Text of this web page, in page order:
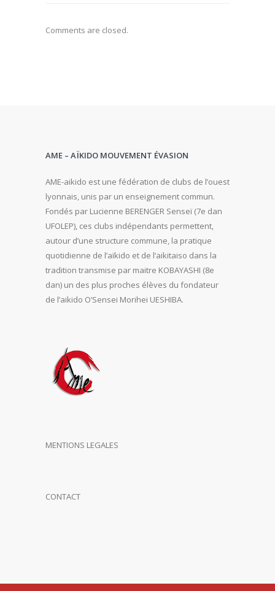
Comments are closed.
AME – AÏKIDO MOUVEMENT ÉVASION
AME-aikido est une fédération de clubs de l’ouest
lyonnais, unis par un enseignement commun.
Fondés par Lucienne BERENGER Senseï (7e dan
UFOLEP), ces clubs indépendants permettent,
autour d’une structure commune, la pratique
quotidienne de l’aïkido et de l’aikitaiso dans la
tradition transmise par maitre KOBAYASHI (8e
dan) un des plus proches élèves du fondateur
de l’aikido O’Sensei Morihei UESHIBA.
MENTIONS LEGALES
CONTACT